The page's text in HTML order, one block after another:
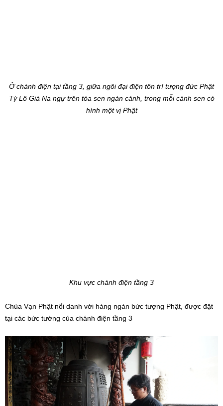
Ở chánh điện tại tầng 3, giữa ngôi đại điện tôn trí tượng đức Phật
Tỳ Lô Giá Na ngự trên tòa sen ngàn cánh, trong mỗi cánh sen có
hình một vị Phật
Khu vực chánh điện tầng 3
Chùa Vạn Phật nổi danh với hàng ngàn bức tượng Phật, được đặt
tại các bức tường của chánh điện tầng 3